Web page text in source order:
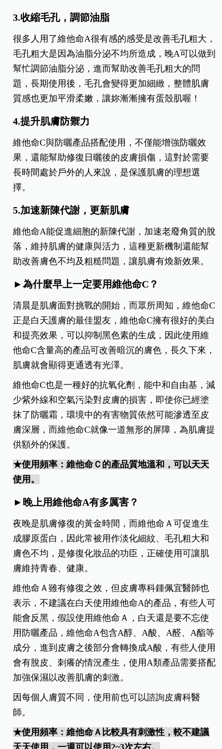
3.收縮毛孔，調節油脂
很多人用了維他命A很有感的感受是改善毛孔粗大，
毛孔粗大是因為油脂分泌不均所造成，晚A可以做到
幫忙調節油脂分泌，進而幫助改善毛孔粗大的問
題，長期使用後，毛孔會變得更加細緻，整體肌膚
質感也更加平滑柔嫩，讓妳漸漸擁有蛋殼肌喔！
4.提升肌膚防禦力
維他命C與防曬產品搭配使用，不僅能增強防曬效
果，還能幫助修復日曬後的皮膚損傷，這對於需要
長時間處於戶外的人來說，是保護肌膚的理想選
擇。
5.加速新陳代謝，更新肌膚
維他命A能促進細胞的新陳代謝，加速老廢角質的脫
落，維持肌膚的健康與活力，這種更新機制還能幫
助改善膚色不均及粗糙問題，讓肌膚有煥新效果。
►為什麼早上一定要用維他命C？
清晨是肌膚面對挑戰的開始，而眾所周知，維他命C
正是白天護膚的最佳盟友，維他命C擁有很好的美白
和提亮效果，可以抑制黑色素的生成，因此使用維
他命C含量高的產品可改善暗沉的膚色，長久下來，
肌膚就會顯得更通透有光澤。
維他命C也是一種好的抗氧化劑，能中和自由基，減
少紫外線和空氣污染對皮膚的損害，即使你已經塗
抹了防曬霜，環境中的有害物質依然可能滲透至皮
膚深層，而維他命C就像一道無形的屏障，為肌膚提
供額外的保護。
★使用頻率：維他命Ｃ的產品質地溫和，可以天天
使用。
►晚上用維他命A有多厲害？
夜晚是肌膚修復的黃金時間，而維他命Ａ可促進生
成膠原蛋白，因此常被用作淡化細紋、毛孔粗大和
膚色不均，是修復化妝品的功臣，正確使用可讓肌
膚維持青春、健康。
維他命Ａ雖有修復之效，但皮膚專科鍾佩宜醫師也
表示，不建議在白天使用維他命A的產品，有些人可
能會反黑，假設使用維他命Ａ，白天還是要不忘使
用防曬產品，維他命A包含A醇、A酸、A醛、A酯等
成分，進到皮膚之後部分會轉換成A酸，有些人使用
會有脫皮、刺癢的情況產生，使用A類產品需要搭配
加強保濕以改善肌膚的刺激。
因每個人膚質不同，使用前也可以諮詢皮膚科醫
師。
★使用頻率：維他命Ａ比較具有刺激性，較不建議
天天使用，一週可以使用2~3次左右。